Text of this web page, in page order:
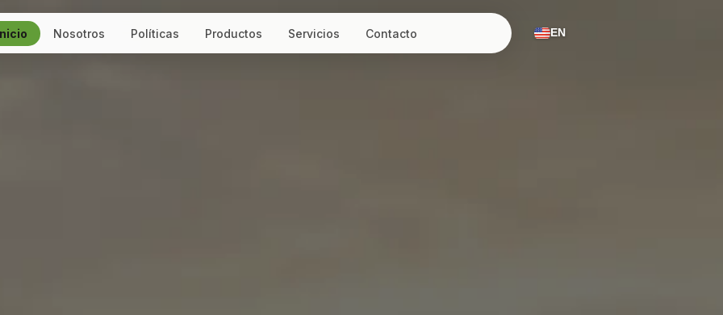
Nosotros Políticas Productos Servicios Contacto EN